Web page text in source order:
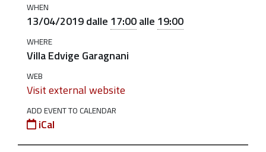
Centro
per
famiglie.
Un
supporto
per
il
WHEN
13/04/2019dalle 17:00alle 19:00
WHERE
Villa Edvige Garagnani
WEB
Visit external website
ADD EVENT TO CALENDAR
iCal